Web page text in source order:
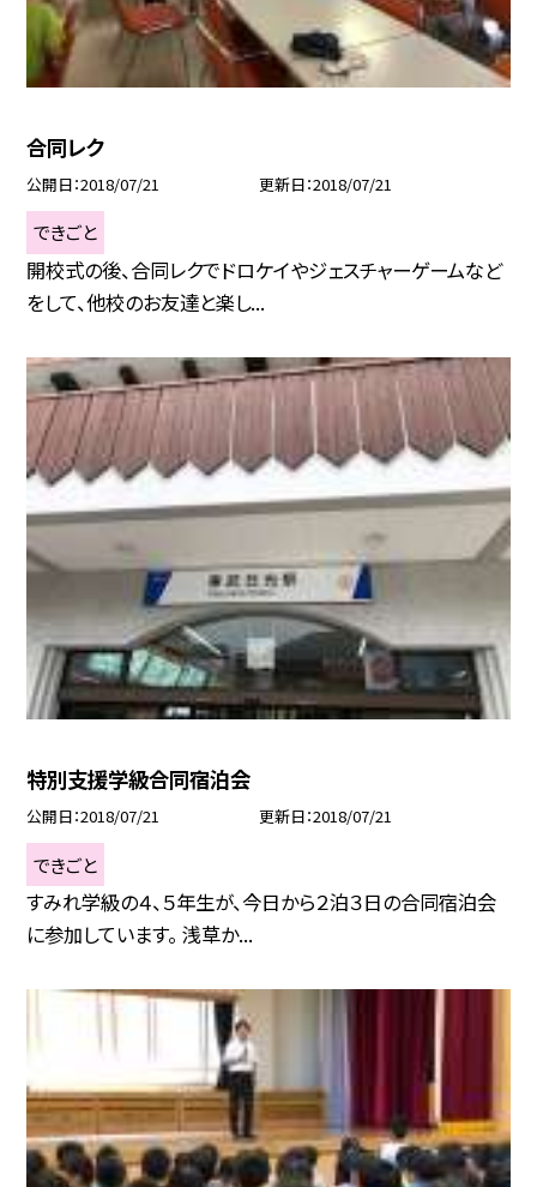
合同レク
公開日 2018/07/21 更新日 2018/07/21
できごと
開校式の後、合同レクでドロケイやジェスチャーゲームなど
をして、他校のお友達と楽し...
特別支援学級合同宿泊会
公開日 2018/07/21 更新日 2018/07/21
できごと
すみれ学級の４、５年生が、今日から２泊３日の合同宿泊会
に参加しています。 浅草か...